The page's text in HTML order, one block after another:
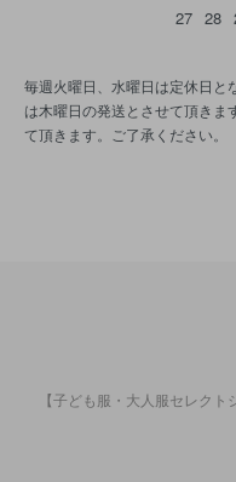
27 28
毎週火曜日、水曜日は定休日と
は木曜日の発送とさせて頂き
て頂きます。ご了承ください。
【子ども服・大人服セレク